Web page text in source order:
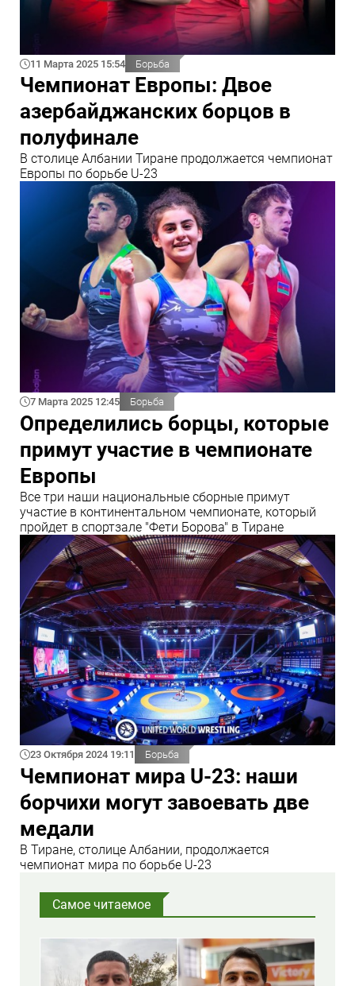
11 Марта 2025 15:54 Борьба
Чемпионат Европы: Двое
азербайджанских борцов в
полуфинале
В столице Албании Тиране продолжается чемпионат
Европы по борьбе U-23
7 Марта 2025 12:45 Борьба
Определились борцы, которые
примут участие в чемпионате
Европы
Все три наши национальные сборные примут
участие в континентальном чемпионате, который
пройдет в спортзале "Фети Борова" в Тиране
23 Октября 2024 19:11 Борьба
Чемпионат мира U-23: наши
борчихи могут завоевать две
медали
В Тиране, столице Албании, продолжается
чемпионат мира по борьбе U-23
Самое читаемое